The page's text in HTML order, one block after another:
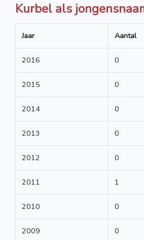
Kurbel als
Jaar Aantal
2016 0
2015 0
2014 0
2013 0
2012 0
2011 1
2010 0
2009 0